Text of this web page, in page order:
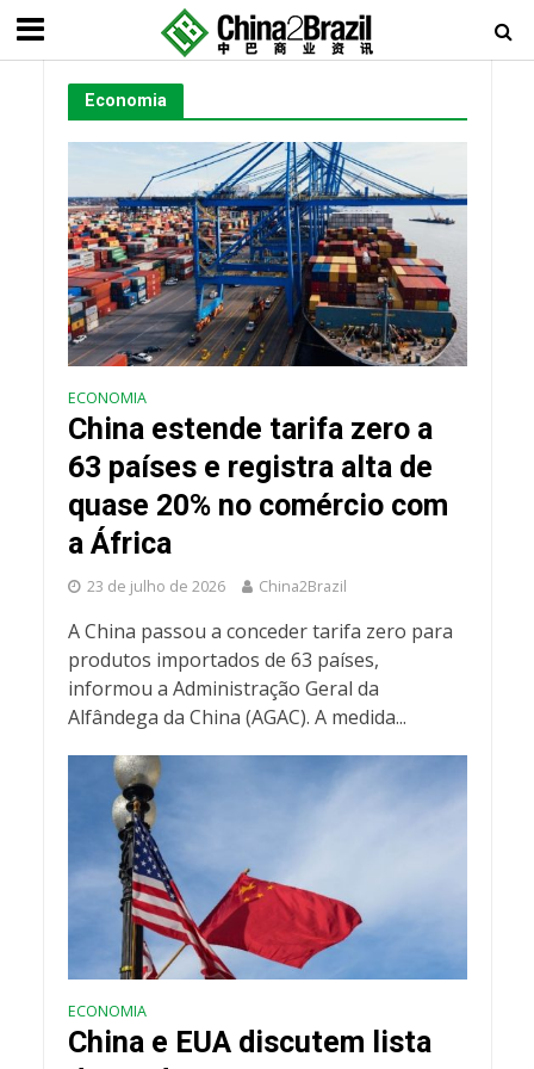
Economia
ECONOMIA
China estende tarifa zero a
63 países e registra alta de
quase 20% no comércio com
a África
23 de julho de 2026 China2Brazil
A China passou a conceder tarifa zero para
produtos importados de 63 países,
informou a Administração Geral da
Alfândega da China (AGAC). A medida...
ECONOMIA
China e EUA discutem lista